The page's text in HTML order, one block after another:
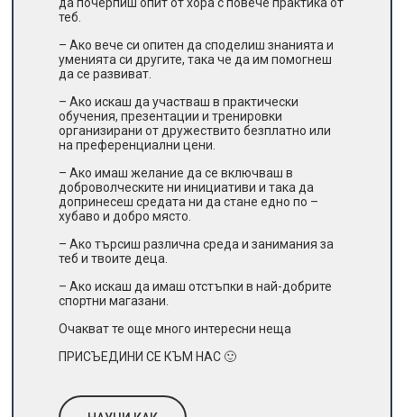
теб.
– Ако вече си опитен да споделиш знанията и
уменията си другите, така че да им помогнеш
да се развиват.
– Ако искаш да участваш в практически
обучения, презентации и тренировки
организирани от дружествито безплатно или
на преференциални цени.
– Ако имаш желание да се включваш в
доброволческите ни инициативи и така да
допринесеш средата ни да стане едно по –
хубаво и добро място.
– Ако търсиш различна среда и занимания за
теб и твоите деца.
– Ако искаш да имаш отстъпки в най-добрите
спортни магазани.
Очакват те още много интересни неща
ПРИСЪЕДИНИ СЕ КЪМ НАС 🙂